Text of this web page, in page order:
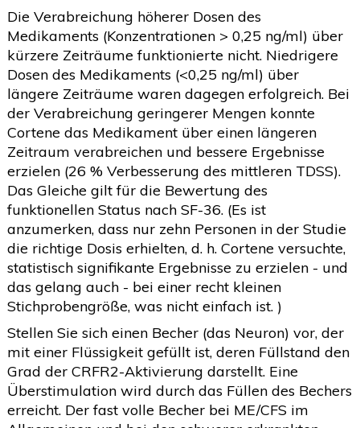
Die Verabreichung höherer Dosen des
Medikaments (Konzentrationen > 0,25 ng/ml) über
kürzere Zeiträume funktionierte nicht. Niedrigere
Dosen des Medikaments (<0,25 ng/ml) über
längere Zeiträume waren dagegen erfolgreich. Bei
der Verabreichung geringerer Mengen konnte
Cortene das Medikament über einen längeren
Zeitraum verabreichen und bessere Ergebnisse
erzielen (26 % Verbesserung des mittleren TDSS).
Das Gleiche gilt für die Bewertung des
funktionellen Status nach SF-36. (Es ist
anzumerken, dass nur zehn Personen in der Studie
die richtige Dosis erhielten, d. h. Cortene versuchte,
statistisch signifikante Ergebnisse zu erzielen - und
das gelang auch - bei einer recht kleinen
Stichprobengröße, was nicht einfach ist. )
Stellen Sie sich einen Becher (das Neuron) vor, der
mit einer Flüssigkeit gefüllt ist, deren Füllstand den
Grad der CRFR2-Aktivierung darstellt. Eine
Überstimulation wird durch das Füllen des Bechers
erreicht. Der fast volle Becher bei ME/CFS im